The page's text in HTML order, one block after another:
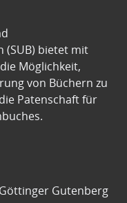
(SUB) bietet mit
Möglichkeit,
von Büchern zu
Patenschaft für
Gutenberg